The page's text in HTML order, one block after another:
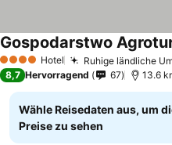
4 Sterne Hotel Ruhige ländliche
Gospodarstwo
8,7 Hervorragend 67 13.6
Wähle Reisedaten aus, um
Preise zu sehen